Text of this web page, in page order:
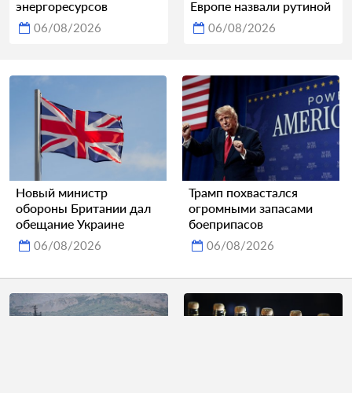
энергоресурсов
06/08/2026
Европе назвали рутиной
06/08/2026
Новый министр
обороны Британии дал
обещание Украине
06/08/2026
Трамп похвастался
огромными запасами
боеприпасов
06/08/2026